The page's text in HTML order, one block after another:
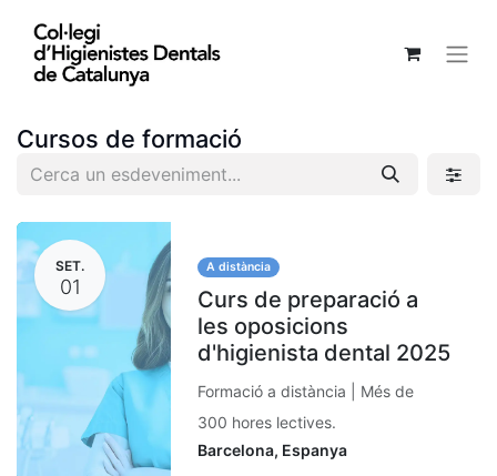
Cursos de formació
SET.
01
A distància
Curs de preparació a
les oposicions
d'higienista dental 2025
Formació a distància | Més de
300 hores lectives.
Barcelona, Espanya